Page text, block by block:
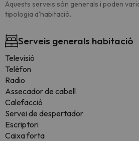
Aquests serveis són generals i poden
tipologia d'habitació.
Serveis generals habitació
Televisió
Telèfon
Radio
Assecador de cabell
Calefacció
Servei de despertador
Escriptori
Caixa forta